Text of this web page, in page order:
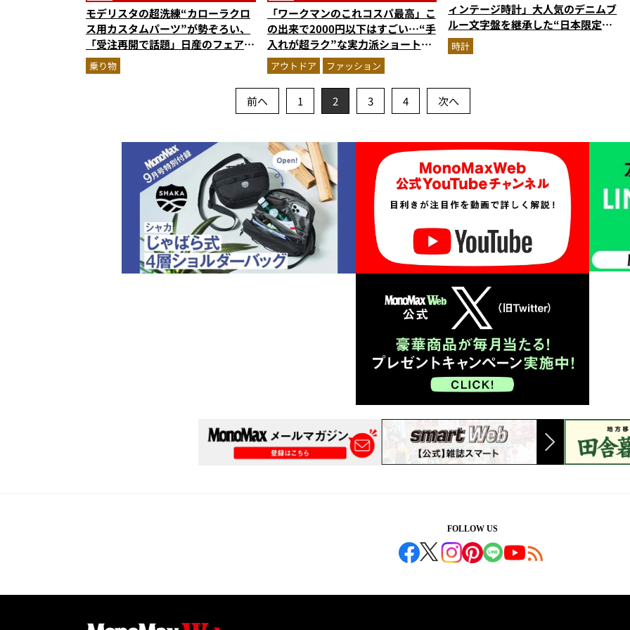
モデリスタの超洗練“カローラクロ
ス用カスタムパーツ”が勢ぞろい、
「受注再開で話題」日産のフェアレ
ディZ NISMO…ほか【自動車の人
気記事ランキングベスト3】（2025
乗り物
「ワークマンのこれコスパ最高」こ
の出来で2000円以下はすごい…“手
入れが超ラク”な実力派ショートパ
ンツの実力をスタイリストが徹底解
説
アウトドア ファッション
ィンテージ時計」大人気のデニムブ
ルー文字盤を継承した“日本限定ウ
ォッチ”に注目必至
時計
前へ 1 2 3 4 次へ
FOLLOW US